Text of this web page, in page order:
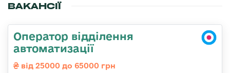
ВАКАНСІЇ
Оператор відділення
автоматизації
від 25000 до 65000 грн